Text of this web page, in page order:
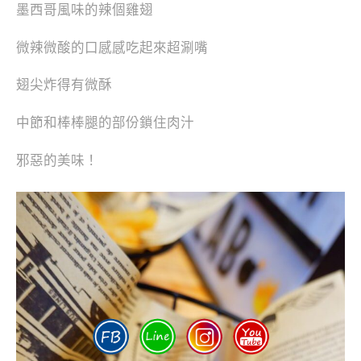
墨西哥風味的辣個雞翅
微辣微酸的口感感吃起來超涮嘴
翅尖炸得有微酥
中節和棒棒腿的部份鎖住肉汁
邪惡的美味！